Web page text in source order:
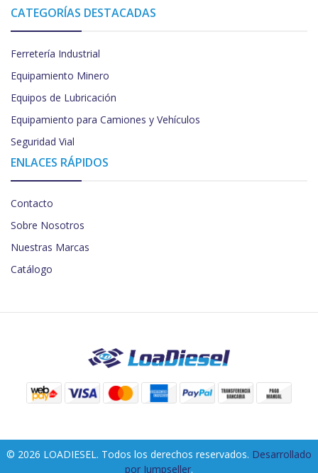
CATEGORÍAS DESTACADAS
Ferretería Industrial
Equipamiento Minero
Equipos de Lubricación
Equipamiento para Camiones y Vehículos
Seguridad Vial
ENLACES RÁPIDOS
Contacto
Sobre Nosotros
Nuestras Marcas
Catálogo
© 2026 LOADIESEL. Todos los derechos reservados. Desarrollado
por Jumpseller.